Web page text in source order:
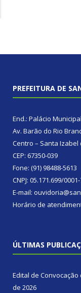
PREFEITURA DE
End.: Palácio
Av. Barão do Rio
Centro – Santa Izabel
CEP: 67350-039
Fone: (91) 98488-5613
CNPJ: 05.171.699/
E-mail:
Horário de
ÚLTIMAS
Edital de Convocação
de 2026